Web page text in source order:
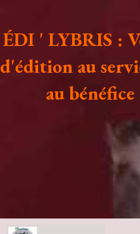
ÉDI ' LYBRIS :
d'édition au
au